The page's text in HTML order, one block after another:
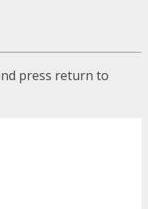
press return to